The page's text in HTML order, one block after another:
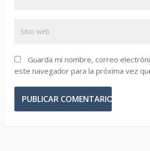
Guarda mi nombre, correo
este navegador para la próxima vez